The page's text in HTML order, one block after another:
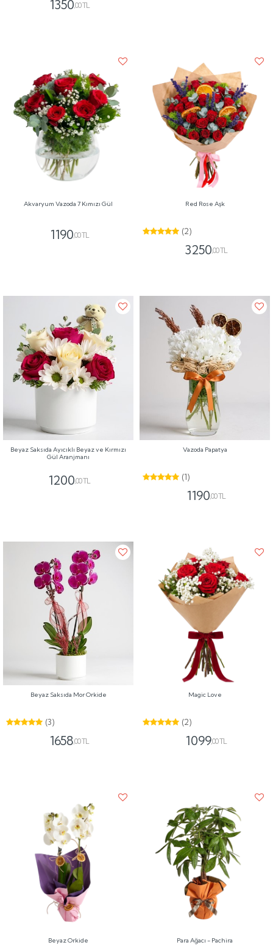
1350,00 TL
Akvaryum Vazoda 7 Kımızı Gül
1190,00 TL
Red Rose Aşk
(2)
3250,00 TL
Beyaz Saksıda Ayıcıklı Beyaz ve Kırmızı
Gül Aranjmanı
1200,00 TL
Vazoda Papatya
(1)
1190,00 TL
Beyaz Saksıda Mor Orkide
(3)
1658,00 TL
Magic Love
(2)
1099,00 TL
Beyaz Orkide Para Ağacı - Pachira